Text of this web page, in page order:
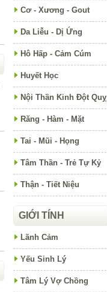
Cơ - Xương - Gout
Da Liễu - Dị Ứng
Hô Hấp - Cảm Cúm
Huyết Học
Nội Thần Kinh Đột Quỵ
Răng - Hàm - Mặt
Tai - Mũi - Họng
Tâm Thần - Trẻ Tự Kỷ
Thận - Tiết Niệu
GIỚI TÍNH
Lãnh Cảm
Yếu Sinh Lý
Tâm Lý Vợ Chồng